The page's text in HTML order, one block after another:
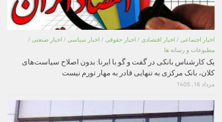
اخبار اجتماعی / اخبار اقتصادی / اخبار حقوقی / اخبار سیاسی / اخبار صنعتی /
مطبوعات و رسانه ها
یک کارشناس بانکی در گفت و گو با ایرنا: بدون اصلاح سیاست‌های
کلان، بانک مرکزی به تنهایی قادر به مهار تورم نیست
مرداد 16, 1405